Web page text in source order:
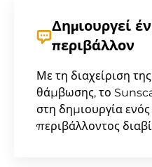
Δημιουργεί
περιβάλλον
Με τη διαχείριση
θάμβωσης, το
στη δημιουργία
περιβάλλοντος